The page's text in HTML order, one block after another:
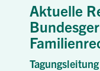
Aktuelle
Tagungsleitung